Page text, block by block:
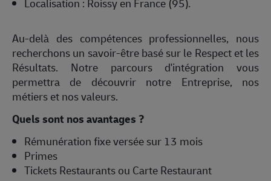
Au-delà des compétences professionnelles, nous
recherchons un savoir-être basé sur le Respect et les
Résultats. Notre parcours d'intégration vous
permettra de découvrir notre Entreprise, nos
métiers et nos valeurs.
Quels sont nos avantages ?
Rémunération fixe versée sur 13 mois
Primes
Tickets Restaurants ou Carte Restaurant